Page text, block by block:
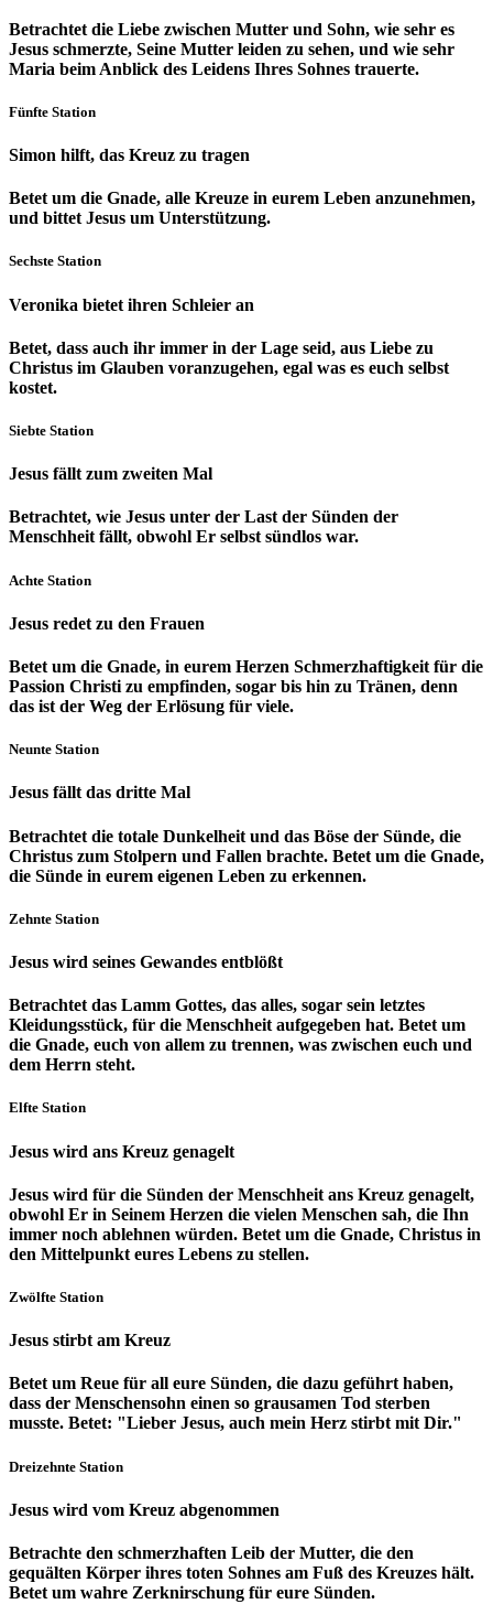
Betrachtet die Liebe zwischen Mutter und Sohn, wie sehr es
Jesus schmerzte, Seine Mutter leiden zu sehen, und wie sehr
Maria beim Anblick des Leidens Ihres Sohnes trauerte.
Fünfte Station
Simon hilft, das Kreuz zu tragen
Betet um die Gnade, alle Kreuze in eurem Leben anzunehmen,
und bittet Jesus um Unterstützung.
Sechste Station
Veronika bietet ihren Schleier an
Betet, dass auch ihr immer in der Lage seid, aus Liebe zu
Christus im Glauben voranzugehen, egal was es euch selbst
kostet.
Siebte Station
Jesus fällt zum zweiten Mal
Betrachtet, wie Jesus unter der Last der Sünden der
Menschheit fällt, obwohl Er selbst sündlos war.
Achte Station
Jesus redet zu den Frauen
Betet um die Gnade, in eurem Herzen Schmerzhaftigkeit für die
Passion Christi zu empfinden, sogar bis hin zu Tränen, denn
das ist der Weg der Erlösung für viele.
Neunte Station
Jesus fällt das dritte Mal
Betrachtet die totale Dunkelheit und das Böse der Sünde, die
Christus zum Stolpern und Fallen brachte. Betet um die Gnade,
die Sünde in eurem eigenen Leben zu erkennen.
Zehnte Station
Jesus wird seines Gewandes entblößt
Betrachtet das Lamm Gottes, das alles, sogar sein letztes
Kleidungsstück, für die Menschheit aufgegeben hat. Betet um
die Gnade, euch von allem zu trennen, was zwischen euch und
dem Herrn steht.
Elfte Station
Jesus wird ans Kreuz genagelt
Jesus wird für die Sünden der Menschheit ans Kreuz genagelt,
obwohl Er in Seinem Herzen die vielen Menschen sah, die Ihn
immer noch ablehnen würden. Betet um die Gnade, Christus in
den Mittelpunkt eures Lebens zu stellen.
Zwölfte Station
Jesus stirbt am Kreuz
Betet um Reue für all eure Sünden, die dazu geführt haben,
dass der Menschensohn einen so grausamen Tod sterben
musste. Betet: "Lieber Jesus, auch mein Herz stirbt mit Dir."
Dreizehnte Station
Jesus wird vom Kreuz abgenommen
Betrachte den schmerzhaften Leib der Mutter, die den
gequälten Körper ihres toten Sohnes am Fuß des Kreuzes hält.
Betet um wahre Zerknirschung für eure Sünden.